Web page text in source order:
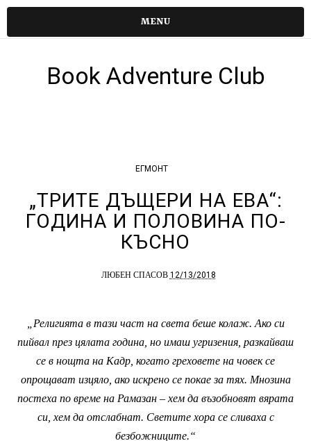
MENU
Book Adventure Club
ЕГМОНТ
„ТРИТЕ ДЪЩЕРИ НА ЕВА“:
ГОДИНА И ПОЛОВИНА ПО-
КЪСНО
ЛЮБЕН СПАСОВ 12/13/2018
„Религията в тази част на света беше колаж. Ако си
пийвал през цялата година, но имаш угризения, разкайваш
се в нощта на Кадр, когато греховете на човек се
опрощават изцяло, ако искрено се покае за тях. Мнозина
постеха по време на Рамазан – хем да възобновят вярата
си, хем да отслабнат. Светите хора се сливаха с
безбожниците.“